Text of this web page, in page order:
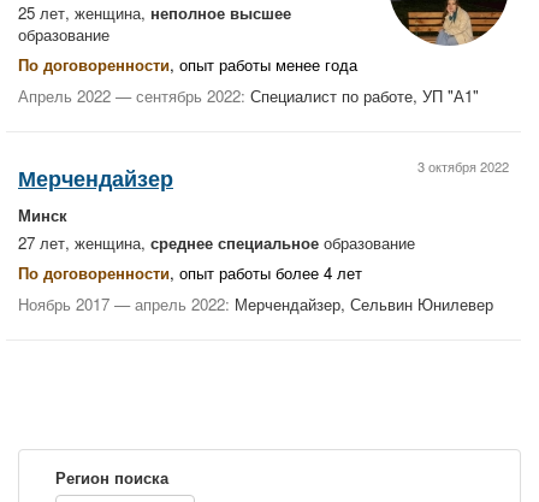
25 лет, женщина, неполное высшее
образование
По договоренности, опыт работы менее года
Апрель 2022 — сентябрь 2022: Специалист по работе, УП "А1"
3 октября 2022
Мерчендайзер
Минск
27 лет, женщина, среднее специальное образование
По договоренности, опыт работы более 4 лет
Ноябрь 2017 — апрель 2022: Мерчендайзер, Сельвин Юнилевер
Регион поиска